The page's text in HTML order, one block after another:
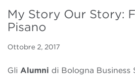
My Story Our Story:
Pisano
Ottobre 2, 2017
Gli Alumni di Bologna Business